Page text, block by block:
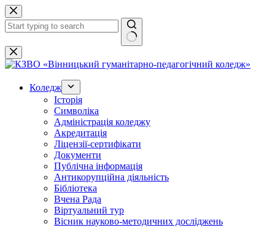
Перейти
до
вмісту
Немає
результатів
Коледж
Історія
Символіка
Адміністрація коледжу
Акредитація
Ліцензії-сертифікати
Документи
Публічна інформація
Антикорупційна діяльність
Бібліотека
Вчена Рада
Віртуальний тур
Вісник науково-методичних досліджень